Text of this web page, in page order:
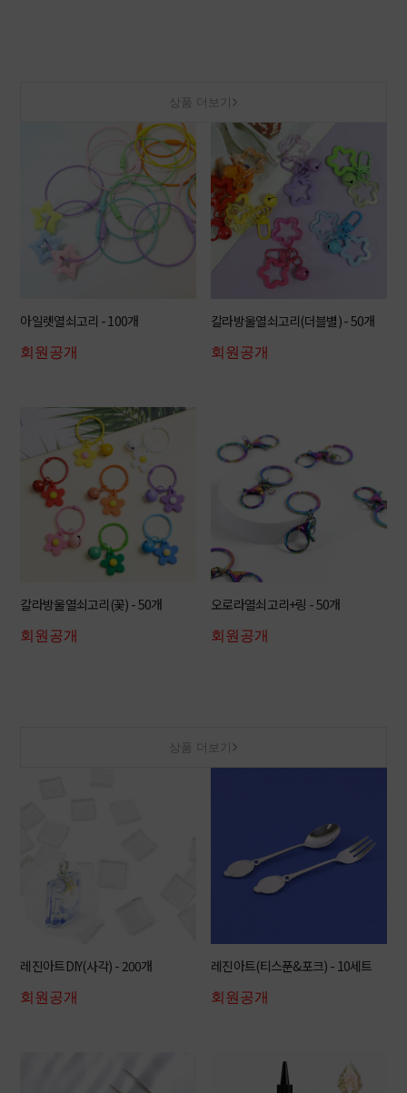
상품 더보기
아일렛열쇠고리 - 100개
회원공개
칼라방울열쇠고리(더블별) - 50개
회원공개
칼라방울열쇠고리(꽃) - 50개
회원공개
오로라열쇠고리+링 - 50개
회원공개
상품 더보기
레진아트DIY(사각) - 200개
회원공개
레진아트(티스푼&포크) - 10세트
회원공개